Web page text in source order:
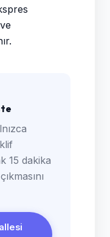
15 dakika